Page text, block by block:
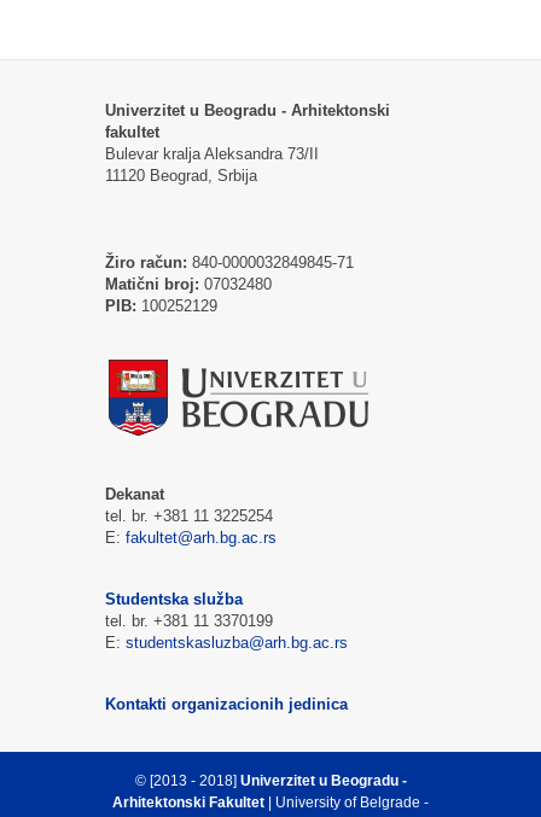
Univerzitet u Beogradu - Arhitektonski
fakultet
Bulevar kralja Aleksandra 73/II
11120 Beograd, Srbija
Žiro račun: 840-0000032849845-71
Matični broj: 07032480
PIB: 100252129
Dekanat
tel. br. +381 11 3225254
E: fakultet@arh.bg.ac.rs
Studentska služba
tel. br. +381 11 3370199
E: studentskasluzba@arh.bg.ac.rs
Kontakti organizacionih jedinica
© [2013 - 2018] Univerzitet u Beogradu -
Arhitektonski Fakultet | University of Belgrade -